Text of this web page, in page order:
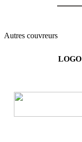
Autres couvreurs
LOGO